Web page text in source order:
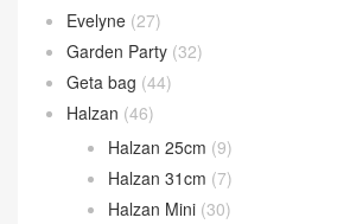
Evelyne (27)
Garden Party (32)
Geta bag (44)
Halzan (46)
Halzan 25cm (9)
Halzan 31cm (7)
Halzan Mini (30)